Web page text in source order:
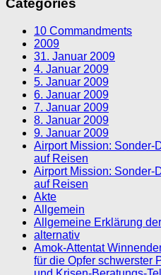
Categories
10 Commandments
2009
31. Januar 2009
4. Januar 2009
5. Januar 2009
6. Januar 2009
7. Januar 2009
8. Januar 2009
9. Januar 2009
Airport Mission: Sonder-
auf Reisen
Airport Mission: Sonder-
auf Reisen
Akte
Allgemein
Allgemeine Erklärung
alternativ
Amok-Attentat
für die Opfer schwerster